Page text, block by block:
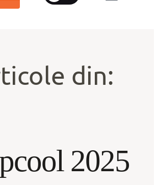
din:
2025